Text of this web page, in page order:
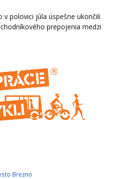
v polovici júla úspešne ukončili
prepojenia medzi
Brezno